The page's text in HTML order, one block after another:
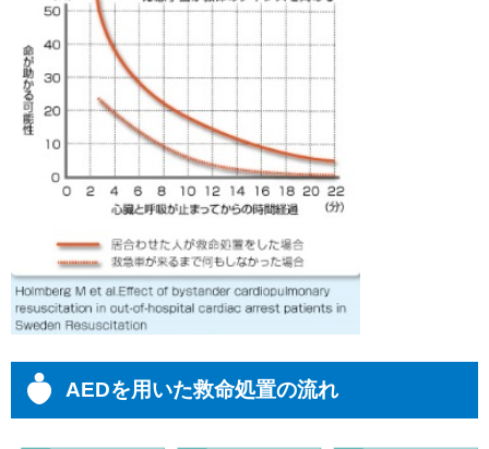
AEDを用いた救命処置の流れ